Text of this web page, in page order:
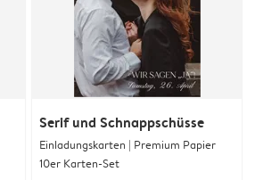
Serif und Schnappschüsse
Einladungskarten | Premium Papier
10er Karten-Set